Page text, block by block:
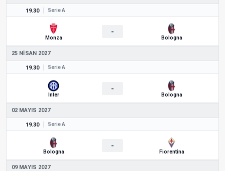
19.30 Serie A
Monza
-
Bologna
25 NISAN 2027
19.30 Serie A
Inter
-
Bologna
02 MAYIS 2027
19.30 Serie A
Bologna
-
Fiorentina
09 MAYIS 2027